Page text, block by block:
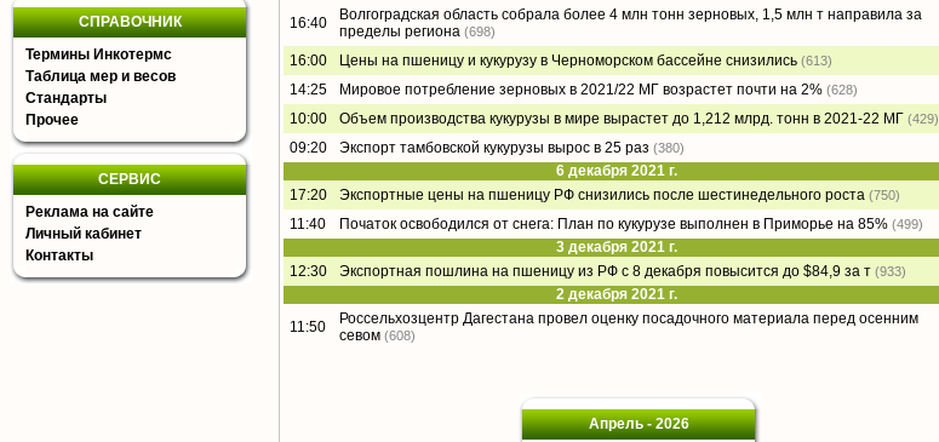
СПРАВОЧНИК
Термины Инкотермс
Таблица мер и весов
Стандарты
Прочее
СЕРВИС
Реклама на сайте
Личный кабинет
Контакты
16:40
Волгоградская область собрала более 4 млн тонн зерновых, 1,5 млн т направила за
пределы региона (698)
16:00 Цены на пшеницу и кукурузу в Черноморском бассейне снизились (613)
14:25 Мировое потребление зерновых в 2021/22 МГ возрастет почти на 2% (628)
10:00 Объем производства кукурузы в мире вырастет до 1,212 млрд. тонн в 2021-22 МГ (429)
09:20 Экспорт тамбовской кукурузы вырос в 25 раз (380)
6 декабря 2021 г.
17:20
Экспортные цены на пшеницу РФ снизились после шестинедельного роста (750)
11:40 Початок освободился от снега: План по кукурузе выполнен в Приморье на 85% (499)
3 декабря 2021 г.
12:30
Экспортная пошлина на пшеницу из РФ с 8 декабря повысится до $84,9 за т (933)
2 декабря 2021 г.
11:50
Россельхозцентр Дагестана провел оценку посадочного материала перед осенним
севом (608)
Апрель - 2026